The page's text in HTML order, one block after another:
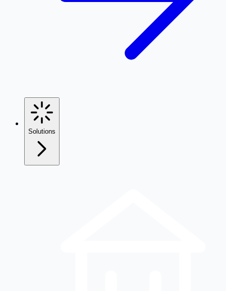
Solutions